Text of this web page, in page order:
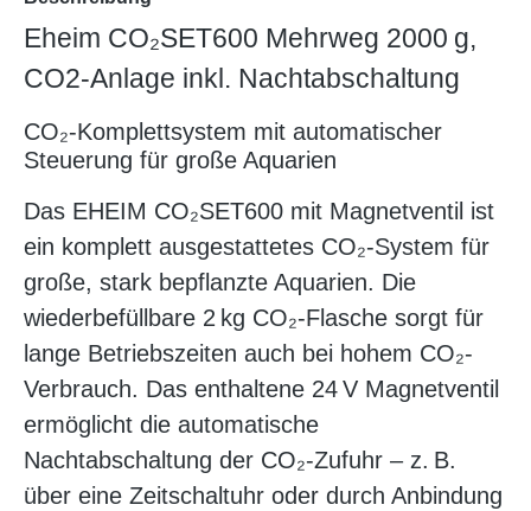
Eheim CO₂SET600 Mehrweg 2000 g,
CO2-Anlage inkl. Nachtabschaltung
CO₂-Komplettsystem mit automatischer
Steuerung für große Aquarien
Das EHEIM CO₂SET600 mit Magnetventil ist
ein komplett ausgestattetes CO₂-System für
große, stark bepflanzte Aquarien. Die
wiederbefüllbare 2 kg CO₂-Flasche sorgt für
lange Betriebszeiten auch bei hohem CO₂-
Verbrauch. Das enthaltene 24 V Magnetventil
ermöglicht die automatische
Nachtabschaltung der CO₂-Zufuhr – z. B.
über eine Zeitschaltuhr oder durch Anbindung